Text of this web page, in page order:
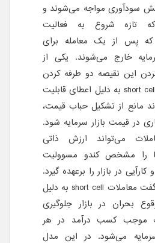
سودآوری مواجه می‌شوند و
تازه شروع به فعالیت
که پس از یک معامله برای
خارج می‌شوند. یکی از
این نقیصه دو طرفه کردن
بازار است. معاملاتshort cell به دلیل اعطای قابلیت
مانع از تشکیل حباب قیمت،
در قیمت بازار سرمایه شود.
می‌تواند ارزش ذاتی
را مشخص کندو مسوولیت
در بازار را برعهده گیرد.
در مجموع می‌توان گفت معاملات short cell به دلیل
بحران در بازار جلوگیری
موجب کسب درآمد در هر
می‌شود. در این مدل